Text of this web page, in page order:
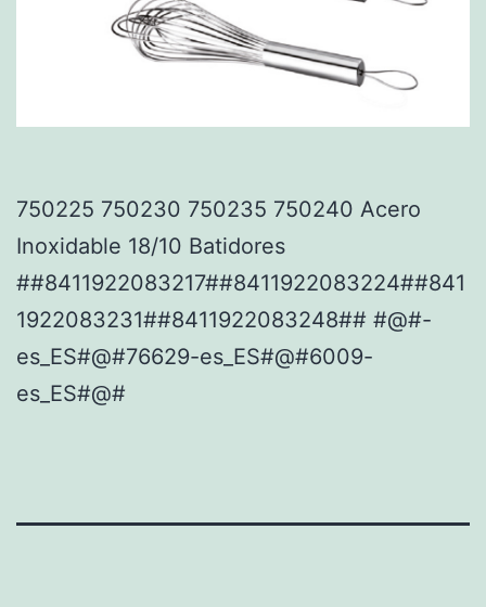
750225 750230 750235 750240 Acero
Inoxidable 18/10 Batidores
##8411922083217##8411922083224##841
1922083231##8411922083248## #@#-
es_ES#@#76629-es_ES#@#6009-
es_ES#@#